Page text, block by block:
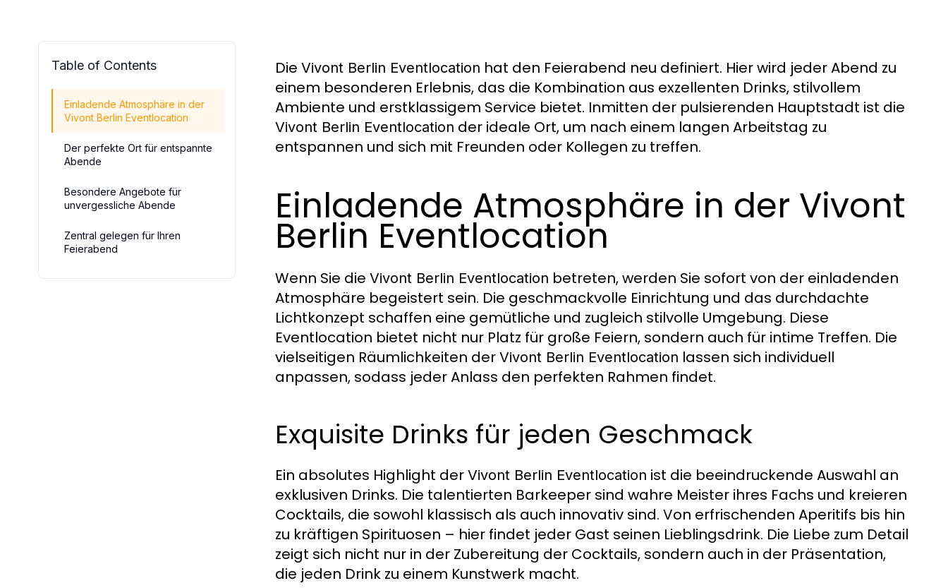
Table of Contents
Einladende Atmosphäre in der
Vivont Berlin Eventlocation
Der perfekte Ort für entspannte
Abende
Besondere Angebote für
unvergessliche Abende
Zentral gelegen für Ihren
Feierabend
Die Vivont Berlin Eventlocation hat den Feierabend neu definiert. Hier wird jeder Abend zu
einem besonderen Erlebnis, das die Kombination aus exzellenten Drinks, stilvollem
Ambiente und erstklassigem Service bietet. Inmitten der pulsierenden Hauptstadt ist die
Vivont Berlin Eventlocation der ideale Ort, um nach einem langen Arbeitstag zu
entspannen und sich mit Freunden oder Kollegen zu treffen.
Einladende Atmosphäre in der Vivont
Berlin Eventlocation
Wenn Sie die Vivont Berlin Eventlocation betreten, werden Sie sofort von der einladenden
Atmosphäre begeistert sein. Die geschmackvolle Einrichtung und das durchdachte
Lichtkonzept schaffen eine gemütliche und zugleich stilvolle Umgebung. Diese
Eventlocation bietet nicht nur Platz für große Feiern, sondern auch für intime Treffen. Die
vielseitigen Räumlichkeiten der Vivont Berlin Eventlocation lassen sich individuell
anpassen, sodass jeder Anlass den perfekten Rahmen findet.
Exquisite Drinks für jeden Geschmack
Ein absolutes Highlight der Vivont Berlin Eventlocation ist die beeindruckende Auswahl an
exklusiven Drinks. Die talentierten Barkeeper sind wahre Meister ihres Fachs und kreieren
Cocktails, die sowohl klassisch als auch innovativ sind. Von erfrischenden Aperitifs bis hin
zu kräftigen Spirituosen – hier findet jeder Gast seinen Lieblingsdrink. Die Liebe zum Detail
zeigt sich nicht nur in der Zubereitung der Cocktails, sondern auch in der Präsentation,
die jeden Drink zu einem Kunstwerk macht.